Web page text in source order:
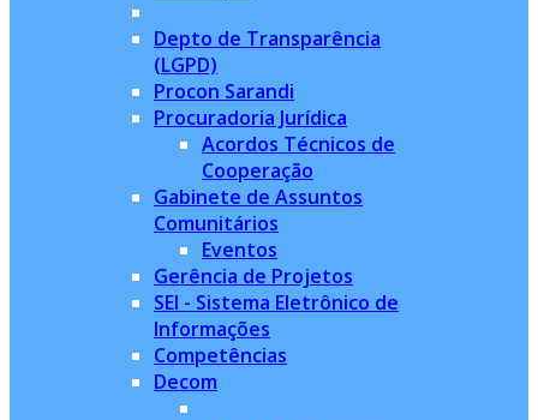
Depto de Transparência
(LGPD)
Procon Sarandi
Procuradoria Jurídica
Acordos Técnicos de
Cooperação
Gabinete de Assuntos
Comunitários
Eventos
Gerência de Projetos
SEI - Sistema Eletrônico de
Informações
Competências
Decom